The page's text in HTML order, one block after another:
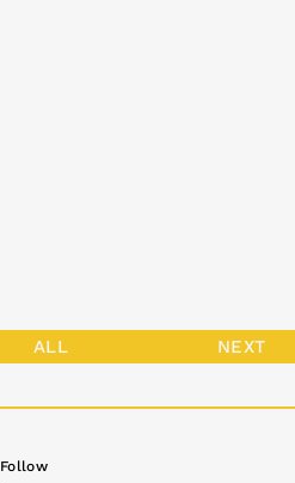
ALL NEXT
Follow